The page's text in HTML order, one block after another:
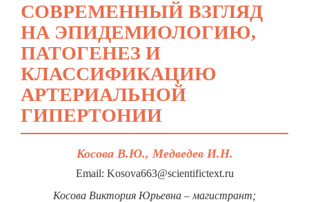
СОВРЕМЕННЫЙ ВЗГЛЯД
НА ЭПИДЕМИОЛОГИЮ,
ПАТОГЕНЕЗ И
КЛАССИФИКАЦИЮ
АРТЕРИАЛЬНОЙ
ГИПЕРТОНИИ
Косова В.Ю., Медведев И.Н.
Email: Kosova663@scientifictext.ru
Косова Виктория Юрьевна – магистрант;